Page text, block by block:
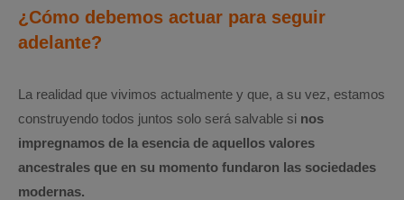
¿Cómo debemos actuar para seguir
adelante?
La realidad que vivimos actualmente y que, a su vez, estamos
construyendo todos juntos solo será salvable si nos
impregnamos de la esencia de aquellos valores
ancestrales que en su momento fundaron las sociedades
modernas.